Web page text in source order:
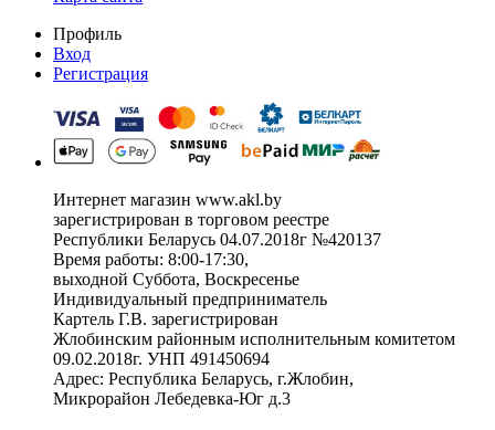
Профиль
Вход
Регистрация
Интернет магазин www.akl.by
зарегистрирован в торговом реестре
Республики Беларусь 04.07.2018г №420137
Время работы: 8:00-17:30,
выходной Суббота, Воскресенье
Индивидуальный предприниматель
Картель Г.В. зарегистрирован
Жлобинским районным исполнительным комитетом
09.02.2018г. УНП 491450694
Адрес: Республика Беларусь, г.Жлобин,
Микрорайон Лебедевка-Юг д.3